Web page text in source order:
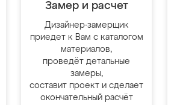
Замер и расчет
Дизайнер-замерщик
приедет к Вам с каталогом
материалов,
проведёт детальные
замеры,
составит проект и сделает
окончательный расчёт